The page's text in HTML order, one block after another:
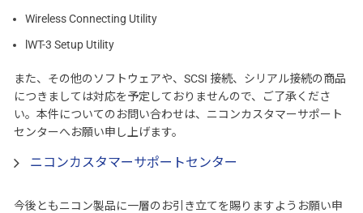
Wireless Connecting Utility
lWT-3 Setup Utility
また、その他のソフトウェアや、SCSI 接続、シリアル接続の商品
につきましては対応を予定しておりませんので、ご了承くださ
い。本件についてのお問い合わせは、ニコンカスタマーサポート
センターへお願い申し上げます。
ニコンカスタマーサポートセンター
今後ともニコン製品に一層のお引き立てを賜りますようお願い申